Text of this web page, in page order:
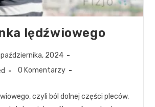
lędźwiowego
2024
0 Komentarzy
czyli ból dolnej części pleców,